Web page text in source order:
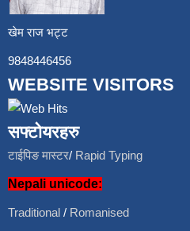
खेम राज भट्ट
9848446456
WEBSITE VISITORS
सफ्टोयरहरु
टाईपिङ मास्टर/ Rapid Typing
Nepali unicode:
Traditional / Romanised